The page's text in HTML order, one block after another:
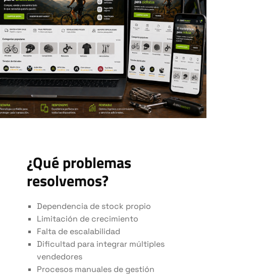
¿Qué problemas
resolvemos?
Dependencia de stock propio
Limitación de crecimiento
Falta de escalabilidad
Dificultad para integrar múltiples
vendedores
Procesos manuales de gestión